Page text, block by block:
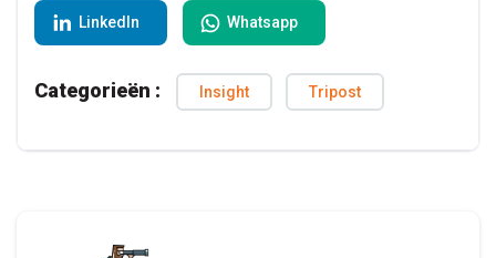
LinkedIn Whatsapp
Categorieën : Insight Tripost